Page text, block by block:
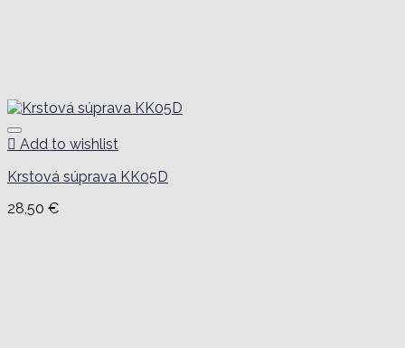
Add to wishlist
Krstová súprava KK05D
28,50 €